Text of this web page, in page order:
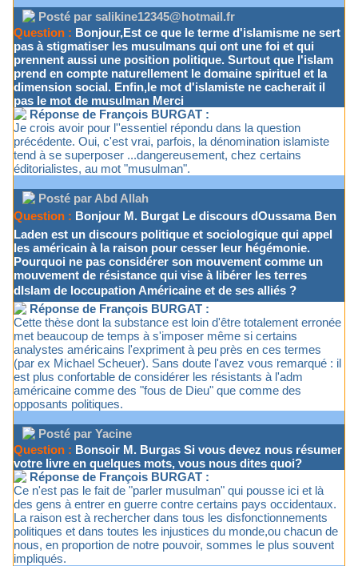
Posté par salikine12345@hotmail.fr
Question : Bonjour,Est ce que le terme d'islamisme ne sert
pas à stigmatiser les musulmans qui ont une foi et qui
prennent aussi une position politique. Surtout que l'islam
prend en compte naturellement le domaine spirituel et la
dimension social. Enfin,le mot d'islamiste ne cacherait il
pas le mot de musulman Merci
Réponse de François BURGAT :
Je crois avoir pour l''essentiel répondu dans la question
précédente. Oui, c'est vrai, parfois, la dénomination islamiste
tend à se superposer ...dangereusement, chez certains
éditorialistes, au mot "musulman".
Posté par Abd Allah
Question : Bonjour M. Burgat Le discours dOussama Ben
Laden est un discours politique et sociologique qui appel
les américain à la raison pour cesser leur hégémonie.
Pourquoi ne pas considérer son mouvement comme un
mouvement de résistance qui vise à libérer les terres
dIslam de loccupation Américaine et de ses alliés ?
Réponse de François BURGAT :
Cette thèse dont la substance est loin d'être totalement erronée
met beaucoup de temps à s'imposer même si certains
analystes américains l'expriment à peu près en ces termes
(par ex Michael Scheuer). Sans doute l'avez vous remarqué : il
est plus confortable de considérer les résistants à l'adm
américaine comme des "fous de Dieu" que comme des
opposants politiques.
Posté par Yacine
Question : Bonsoir M. Burgas Si vous devez nous résumer
votre livre en quelques mots, vous nous dites quoi?
Réponse de François BURGAT :
Ce n'est pas le fait de "parler musulman" qui pousse ici et là
des gens à entrer en guerre contre certains pays occidentaux.
La raison est à rechercher dans tous les disfonctionnements
politiques et dans toutes les injustices du monde,ou chacun de
nous, en proportion de notre pouvoir, sommes le plus souvent
impliqués.